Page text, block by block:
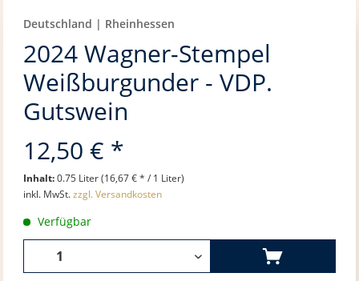
Deutschland | Rheinhessen
2024 Wagner-Stempel
Weißburgunder - VDP.
Gutswein
12,50 € *
Inhalt:0.75 Liter (16,67 € * / 1 Liter)
inkl. MwSt.zzgl. Versandkosten
Verfügbar